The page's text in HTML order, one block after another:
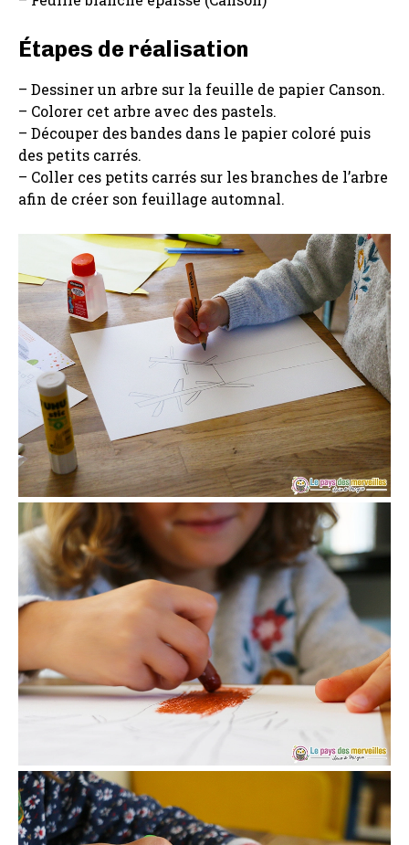
Étapes de réalisation
– Dessiner un arbre sur la feuille de papier Canson.
– Colorer cet arbre avec des pastels.
– Découper des bandes dans le papier coloré puis
des petits carrés.
– Coller ces petits carrés sur les branches de l’arbre
afin de créer son feuillage automnal.